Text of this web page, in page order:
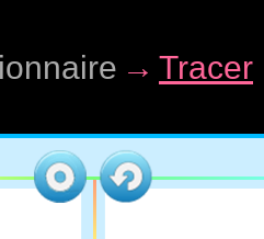
→ Tracer